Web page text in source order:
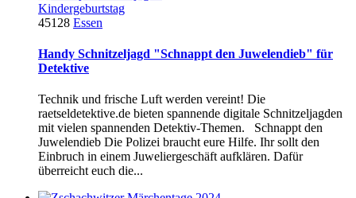
Kindergeburtstag
45128 Essen
Handy Schnitzeljagd "Schnappt den Juwelendieb" für
Detektive
Technik und frische Luft werden vereint! Die
raetseldetektive.de bieten spannende digitale Schnitzeljagden
mit vielen spannenden Detektiv-Themen. Schnappt den
Juwelendieb Die Polizei braucht eure Hilfe. Ihr sollt den
Einbruch in einem Juweliergeschäft aufklären. Dafür
überreicht euch die...